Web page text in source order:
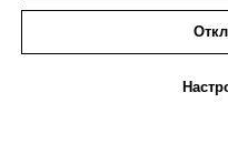
»